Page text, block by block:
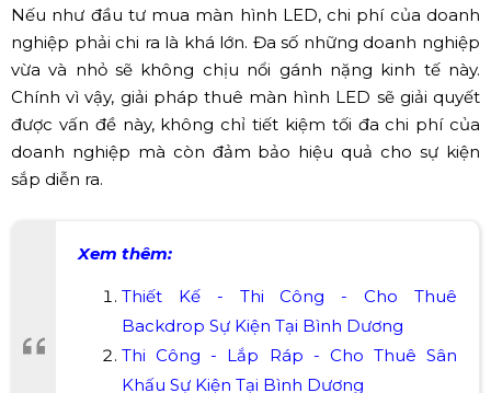
Nếu như đầu tư mua màn hình LED, chi phí của doanh
nghiệp phải chi ra là khá lớn. Đa số những doanh nghiệp
vừa và nhỏ sẽ không chịu nổi gánh nặng kinh tế này.
Chính vì vậy, giải pháp thuê màn hình LED sẽ giải quyết
được vấn đề này, không chỉ tiết kiệm tối đa chi phí của
doanh nghiệp mà còn đảm bảo hiệu quả cho sự kiện
sắp diễn ra.
Xem thêm:
Thiết Kế - Thi Công - Cho Thuê
Backdrop Sự Kiện Tại Bình Dương
Thi Công - Lắp Ráp - Cho Thuê Sân
Khấu Sự Kiện Tại Bình Dương